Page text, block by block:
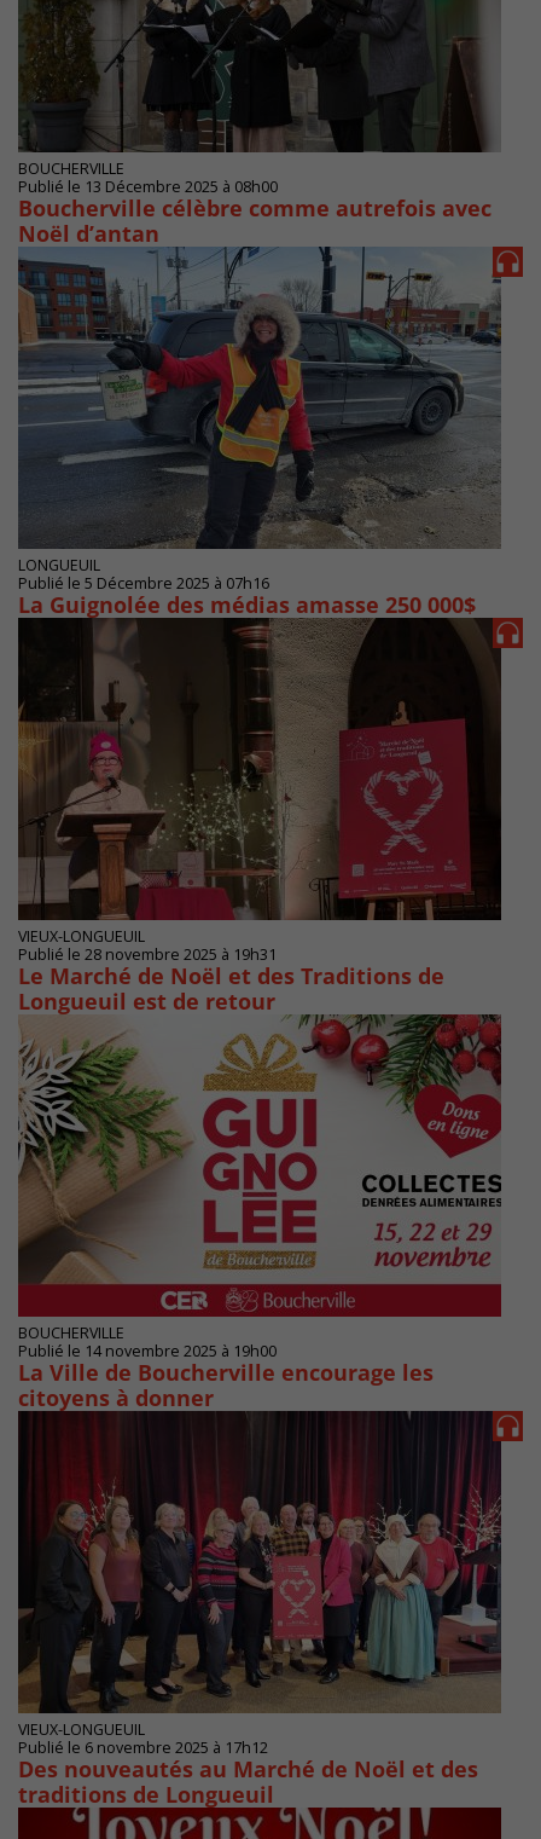
BOUCHERVILLE
Publié le 13 Décembre 2025 à 08h00
Boucherville célèbre comme autrefois avec
Noël d’antan
LONGUEUIL
Publié le 5 Décembre 2025 à 07h16
La Guignolée des médias amasse 250 000$
VIEUX-LONGUEUIL
Publié le 28 novembre 2025 à 19h31
Le Marché de Noël et des Traditions de
Longueuil est de retour
BOUCHERVILLE
Publié le 14 novembre 2025 à 19h00
La Ville de Boucherville encourage les
citoyens à donner
VIEUX-LONGUEUIL
Publié le 6 novembre 2025 à 17h12
Des nouveautés au Marché de Noël et des
traditions de Longueuil